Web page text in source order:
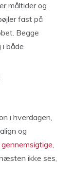
måltider og
fast på
Begge
i både
i hverdagen,
og
ikke ses,